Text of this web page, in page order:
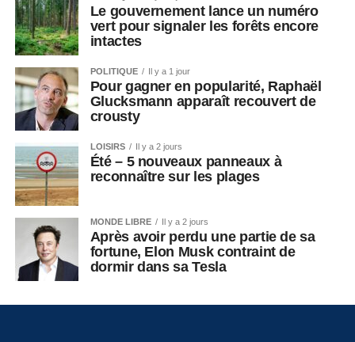
Le gouvernement lance un numéro
vert pour signaler les forêts encore
intactes
POLITIQUE Il y a 1 jour
Pour gagner en popularité, Raphaël
Glucksmann apparaît recouvert de
crousty
LOISIRS Il y a 2 jours
Été – 5 nouveaux panneaux à
reconnaître sur les plages
MONDE LIBRE Il y a 2 jours
Après avoir perdu une partie de sa
fortune, Elon Musk contraint de
dormir dans sa Tesla